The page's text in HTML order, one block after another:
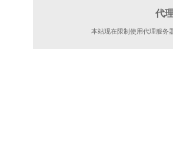
代
本站现在限制使用代理服务